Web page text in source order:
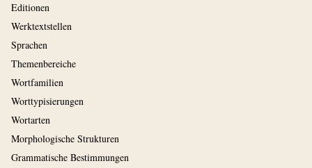
Editionen
Werktextstellen
Sprachen
Themenbereiche
Wortfamilien
Worttypisierungen
Wortarten
Morphologische Strukturen
Grammatische Bestimmungen